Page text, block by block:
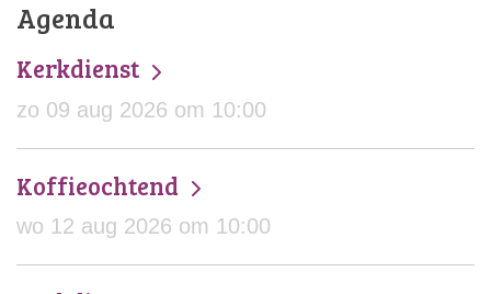
Agenda
Kerkdienst
zo 09 aug 2026 om 10:00
Koffieochtend
wo 12 aug 2026 om 10:00